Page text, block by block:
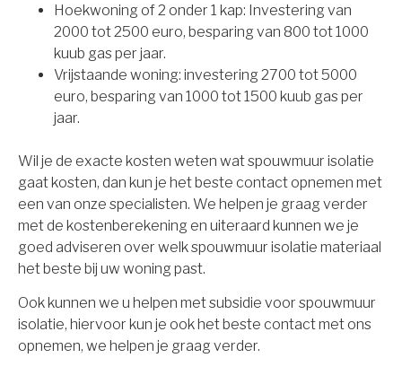
Hoekwoning of 2 onder 1 kap: Investering van
2000 tot 2500 euro, besparing van 800 tot 1000
kuub gas per jaar.
Vrijstaande woning: investering 2700 tot 5000
euro, besparing van 1000 tot 1500 kuub gas per
jaar.
Wil je de exacte kosten weten wat spouwmuur isolatie
gaat kosten, dan kun je het beste contact opnemen met
een van onze specialisten. We helpen je graag verder
met de kostenberekening en uiteraard kunnen we je
goed adviseren over welk spouwmuur isolatie materiaal
het beste bij uw woning past.
Ook kunnen we u helpen met subsidie voor spouwmuur
isolatie, hiervoor kun je ook het beste contact met ons
opnemen, we helpen je graag verder.